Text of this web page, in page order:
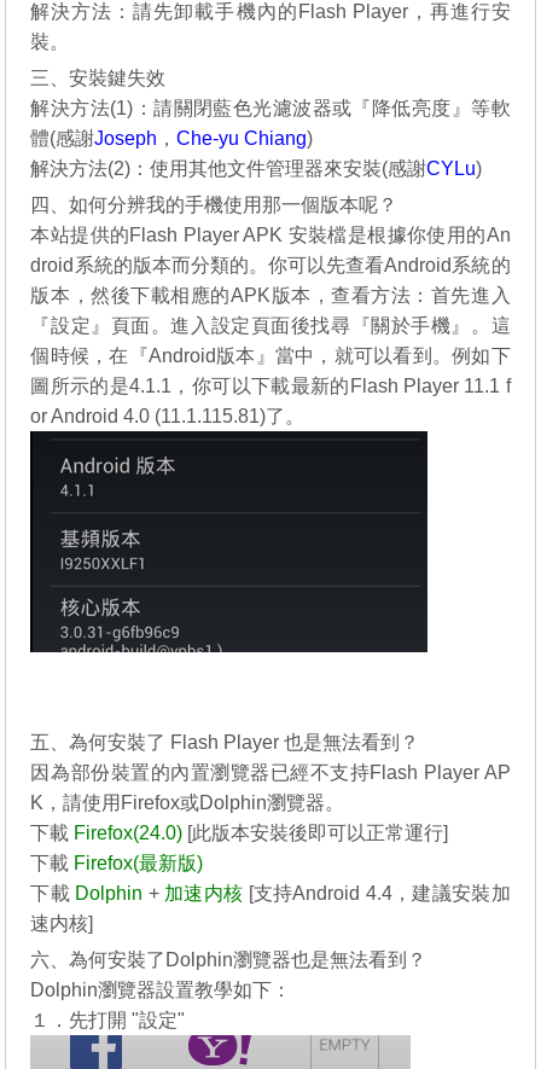
解決方法：請先卸載手機內的Flash Player，再進行安
裝。
三、安裝鍵失效
解決方法(1)：請關閉藍色光濾波器或『降低亮度』等軟
體(感謝Joseph ，Che-yu Chiang)
解決方法(2)：使用其他文件管理器來安裝(感謝CYLu)
四、如何分辨我的手機使用那一個版本呢？
本站提供的Flash Player APK 安裝檔是根據你使用的An
droid系統的版本而分類的。你可以先查看Android系統的
版本，然後下載相應的APK版本，查看方法：首先進入
『設定』頁面。進入設定頁面後找尋『關於手機』。這
個時候，在『Android版本』當中，就可以看到。例如下
圖所示的是4.1.1，你可以下載最新的 Flash Player 11.1 f
or Android 4.0 (11.1.115.81)了。
五、為何安裝了 Flash Player 也是無法看到？
因為部份裝置的內置瀏覽器已經不支持Flash Player AP
K，請使用Firefox或Dolphin瀏覽器。
下載 Firefox(24.0) [此版本安裝後即可以正常運行]
下載 Firefox(最新版)
下載 Dolphin + 加速内核 [支持Android 4.4，建議安裝加
速内核]
六、為何安裝了Dolphin瀏覽器也是無法看到？
Dolphin瀏覽器設置教學如下：
１．先打開 "設定"